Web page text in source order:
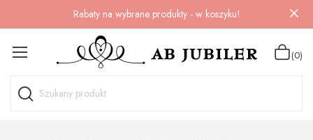
Rabaty na wybrane produkty - w koszyku!
(0)